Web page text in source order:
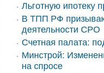
Льготную ипотеку
В ТПП РФ
деятельности СРО
Счетная палата:
Минстрой:
на спросе